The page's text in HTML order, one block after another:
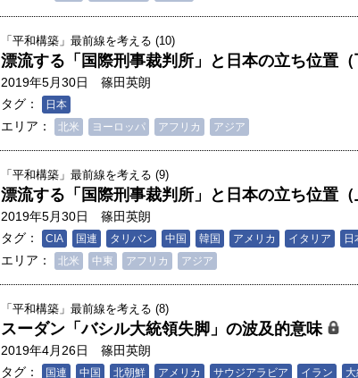
「平和構築」最前線を考える (10)
漂流する「国際刑事裁判所」と日本の立ち位置（
2019年5月30日
篠田英朗
タグ：
日本
エリア： 北米 ヨーロッパ アフリカ アジア
「平和構築」最前線を考える (9)
漂流する「国際刑事裁判所」と日本の立ち位置（
2019年5月30日
篠田英朗
タグ：
CIA 国連 タリバン 中国 韓国 アメリカ イタリア 日
エリア： 北米 中東 アフリカ アジア
「平和構築」最前線を考える (8)
スーダン「バシル大統領失脚」の波及的意味
2019年4月26日
篠田英朗
タグ：
国連 中国 北朝鮮 アメリカ サウジアラビア イラン